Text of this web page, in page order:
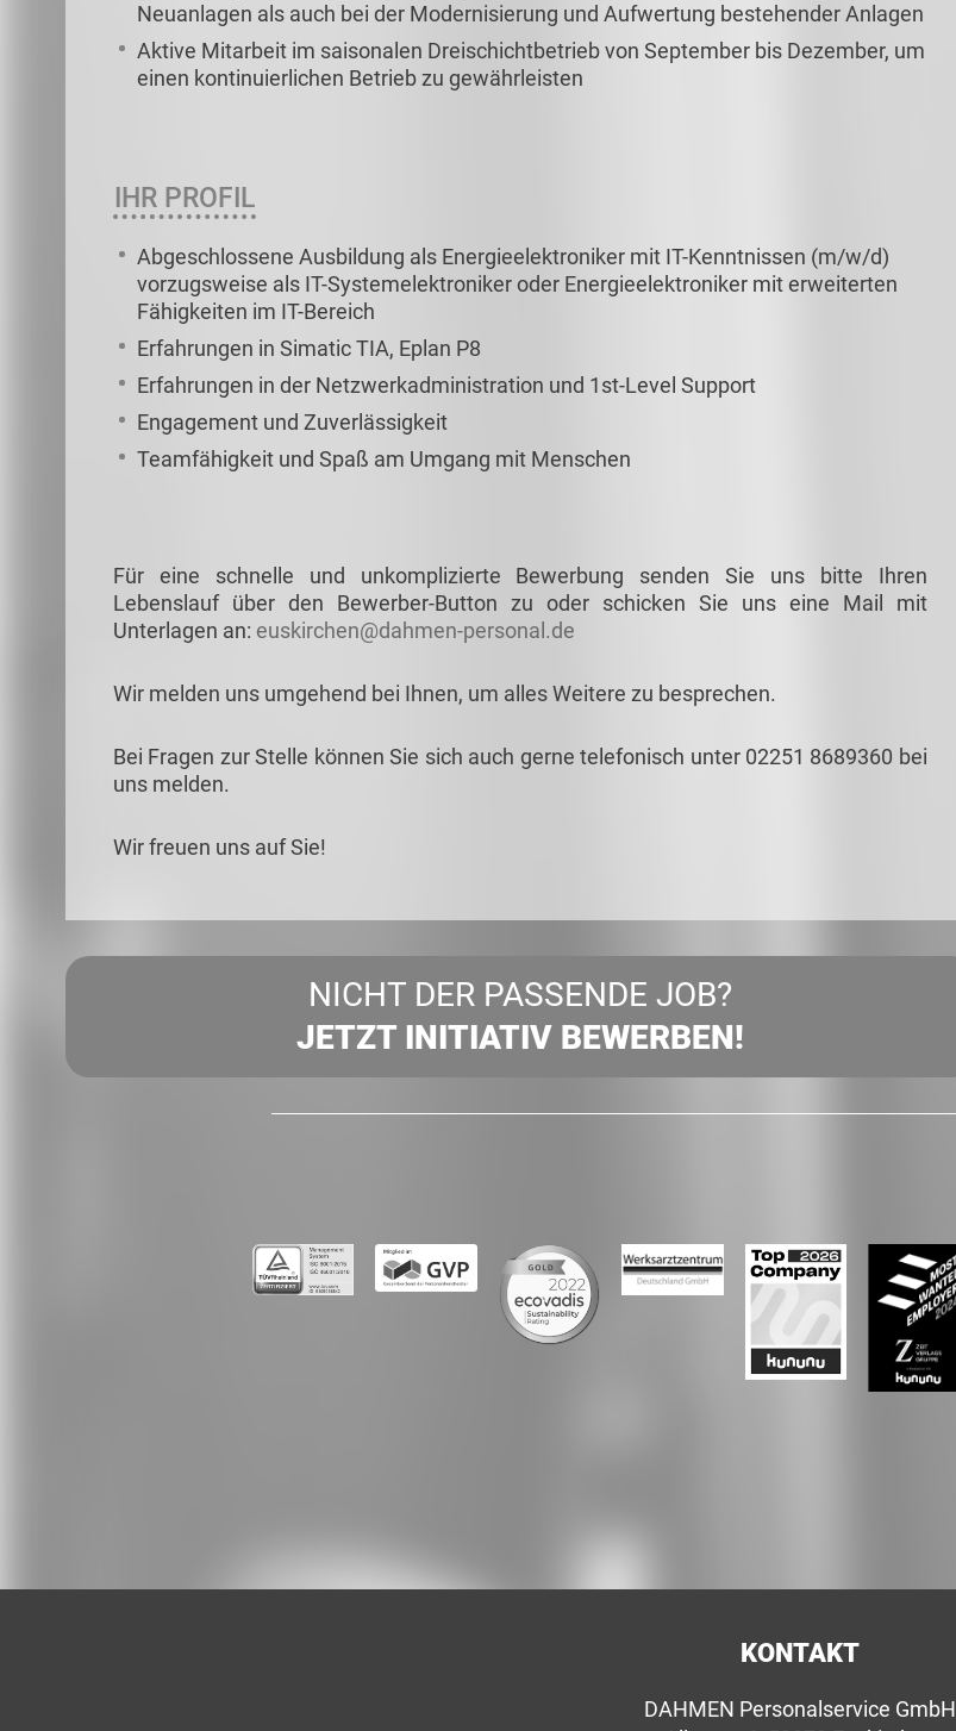
Neuanlagen als auch bei der Modernisierung und Aufwertung bestehender Anlagen
Aktive Mitarbeit im saisonalen Dreischichtbetrieb von September bis Dezember, um
einen kontinuierlichen Betrieb zu gewährleisten
IHR PROFIL
Abgeschlossene Ausbildung als Energieelektroniker mit IT-Kenntnissen (m/w/d)
vorzugsweise als IT-Systemelektroniker oder Energieelektroniker mit erweiterten
Fähigkeiten im IT-Bereich
Erfahrungen in Simatic TIA, Eplan P8
Erfahrungen in der Netzwerkadministration und 1st-Level Support
Engagement und Zuverlässigkeit
Teamfähigkeit und Spaß am Umgang mit Menschen
Für eine schnelle und unkomplizierte Bewerbung senden Sie uns bitte Ihren
Lebenslauf über den Bewerber-Button zu oder schicken Sie uns eine Mail mit
Unterlagen an: euskirchen@dahmen-personal.de
Wir melden uns umgehend bei Ihnen, um alles Weitere zu besprechen.
Bei Fragen zur Stelle können Sie sich auch gerne telefonisch unter 02251 8689360 bei
uns melden.
Wir freuen uns auf Sie!
NICHT DER PASSENDE JOB?
JETZT INITIATIV BEWERBEN!
KONTAKT
DAHMEN Personalservice GmbH